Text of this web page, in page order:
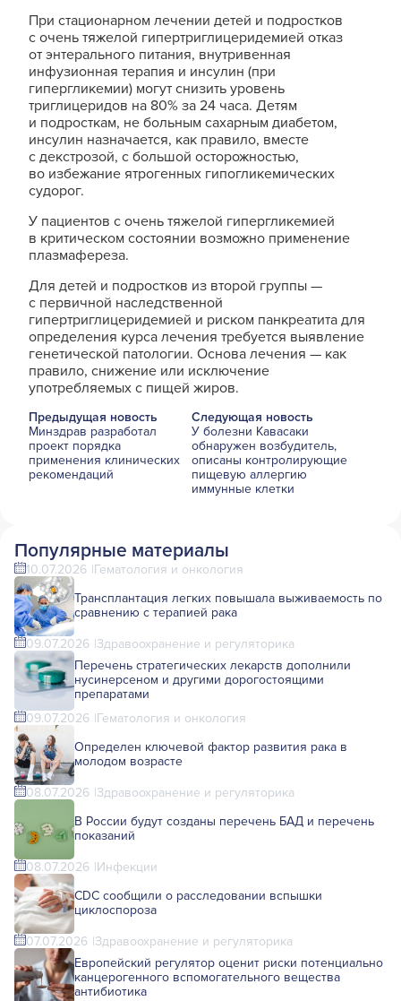
При стационарном лечении детей и подростков
с очень тяжелой гипертриглицеридемией отказ
от энтерального питания, внутривенная
инфузионная терапия и инсулин (при
гипергликемии) могут снизить уровень
триглицеридов на 80% за 24 часа. Детям
и подросткам, не больным сахарным диабетом,
инсулин назначается, как правило, вместе
с декстрозой, с большой осторожностью,
во избежание ятрогенных гипогликемических
судорог.
У пациентов с очень тяжелой гипер­гликемией
в критическом состоянии возможно применение
плазмафереза.
Для детей и подростков из второй группы —
с первичной наследственной
гипертриглицеридемией и риском панкреатита для
определения курса лечения требуется выявление
генетической патологии. Основа лечения — как
правило, снижение или исключение
употребляемых с пищей жиров.
Предыдущая новость
Минздрав разработал
проект порядка
применения клинических
рекомендаций
Следующая новость
У болезни Кавасаки
обнаружен возбудитель,
описаны контролирующие
пищевую аллергию
иммунные клетки
Популярные материалы
10.07.2026 Гематология и онкология
Трансплантация легких повышала выживаемость по
сравнению с терапией рака
09.07.2026 Здравоохранение и регуляторика
Перечень стратегических лекарств дополнили
нусинерсеном и другими дорогостоящими
препаратами
09.07.2026 Гематология и онкология
Определен ключевой фактор развития рака в
молодом возрасте
08.07.2026 Здравоохранение и регуляторика
В России будут созданы перечень БАД и перечень
показаний
08.07.2026 Инфекции
CDC сообщили о расследовании вспышки
циклоспороза
07.07.2026 Здравоохранение и регуляторика
Европейский регулятор оценит риски потенциально
канцерогенного вспомогательного вещества
антибиотика